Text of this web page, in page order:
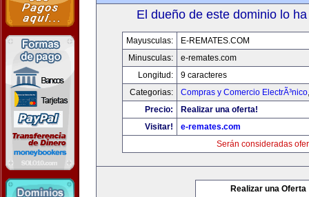
El dueño de este dominio lo
Mayusculas:
E-REMATES.COM
Minusculas:
e-remates.com
Longitud:
9 caracteres
Categorias:
Compras y Comercio ElectrÃ³nico
Precio:
Realizar una oferta!
Visitar!
e-remates.com
Serán consideradas
Realizar una Oferta